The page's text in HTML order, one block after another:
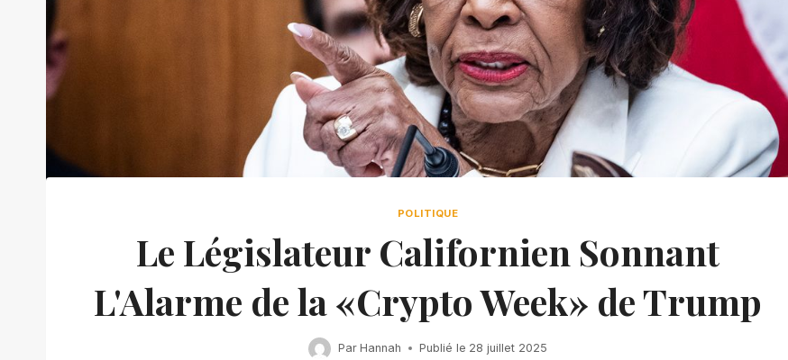
POLITIQUE
Le Législateur Californien Sonnant
L'Alarme de la «Crypto Week» de Trump
Par Hannah Publié le 28 juillet 2025